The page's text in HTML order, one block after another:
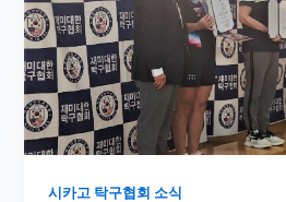
시카고 탁구협회 소식